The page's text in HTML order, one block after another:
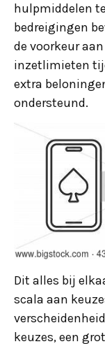
hulpmiddelen
bedreigingen
de voorkeur
inzetlimieten
extra
ondersteund.
Dit alles bij
scala aan
keuzes, een